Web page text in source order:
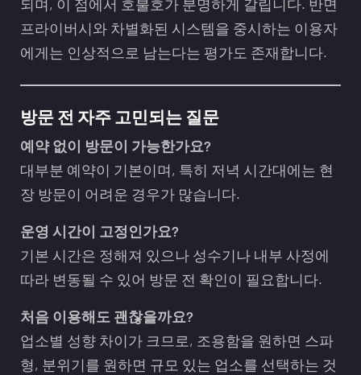
되며, 이 점에서 호불호가 분명하게 갈립니다. 반면
프라이버시와 차별화된 시스템을 중시하는 이용자
에게는 인상적으로 남는다는 평가도 존재합니다.
방문 전 자주 고민되는 질문
예약 없이 방문이 가능한가요?
대부분 예약이 기본이며, 특히 저녁 시간대에는 현
장 방문이 어려운 경우가 많습니다.
운영 시간이 고정인가요?
기본 시간은 정해져 있으나 성수기나 내부 사정에
따라 변동될 수 있어 방문 전 확인이 필요합니다.
처음 이용해도 괜찮을까요?
업소별 성향 차이가 크므로, 조용함을 원하면 스파
형, 분위기를 원하면 규모 있는 업소를 선택하는 것